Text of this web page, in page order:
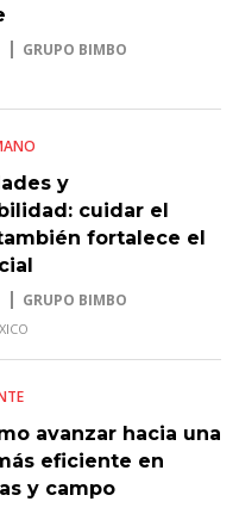
GRUPO BIMBO
y
cuidar el
fortalece el
GRUPO BIMBO
avanzar hacia una
eficiente en
y campo